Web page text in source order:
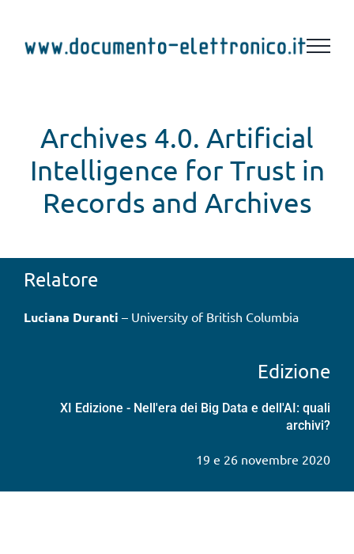
contenuto
Archives 4.0. Artificial
Intelligence for Trust in
Records and Archives
Relatore
Luciana Duranti – University of British Columbia
Edizione
XI Edizione - Nell'era dei Big Data e dell'AI: quali
archivi?
19 e 26 novembre 2020